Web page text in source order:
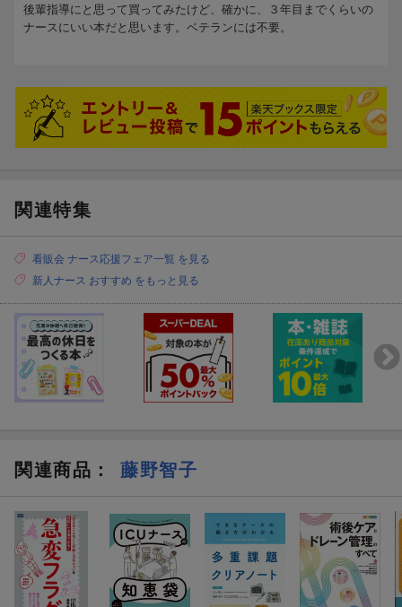
11．セルフマネジメント
後輩指導にと思って買ってみたけど、確かに、３年目までくらいの
ナースにいい本だと思います。ベテランには不要。
関連特集
看販会 ナース応援フェア一覧 を見る
新人ナース おすすめ をもっと見る
関連商品 ： 藤野智子